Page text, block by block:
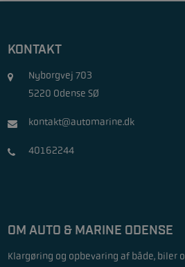
KONTAKT
Nyborgvej 703
5220 Odense SØ
kontakt@automarine.dk
40162244
OM AUTO & MARINE ODENSE
Klargøring og opbevaring af både, biler